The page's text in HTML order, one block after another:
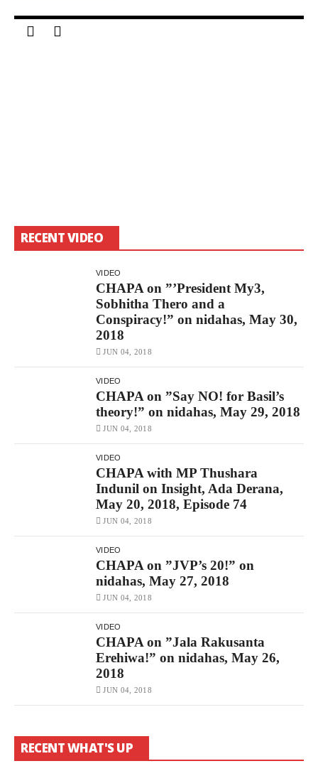
3, 2018
RECENT VIDEO
VIDEO
CHAPA on ”’President My3,
Sobhitha Thero and a
Conspiracy!” on nidahas, May 30,
2018
JUN 04, 2018
VIDEO
CHAPA on ”Say NO! for Basil’s
theory!” on nidahas, May 29, 2018
JUN 04, 2018
VIDEO
CHAPA with MP Thushara
Indunil on Insight, Ada Derana,
May 20, 2018, Episode 74
JUN 04, 2018
VIDEO
CHAPA on ”JVP’s 20!” on
nidahas, May 27, 2018
JUN 04, 2018
VIDEO
CHAPA on ”Jala Rakusanta
Erehiwa!” on nidahas, May 26,
2018
JUN 04, 2018
RECENT WHAT'S UP